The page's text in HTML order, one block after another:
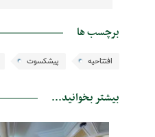
برچسب ها
افتتاحیه پیشکسوت
بیشتر بخوانید...